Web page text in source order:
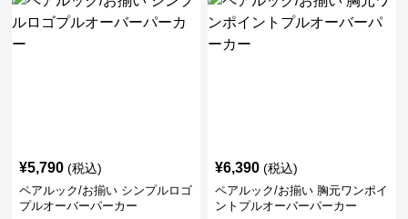
¥5,790 (税込)
ペアルック/お揃い シンプルロゴ
プルオーバーパーカー
¥6,390 (税込)
ペアルック/お揃い 胸元ワンポイ
ントプルオーバーパーカー